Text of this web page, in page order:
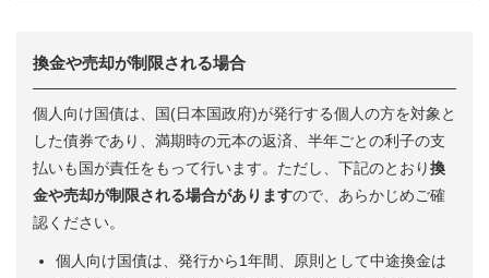
換金や売却が制限される場合
個人向け国債は、国(日本国政府)が発行する個人の方を対象と
した債券であり、満期時の元本の返済、半年ごとの利子の支
払いも国が責任をもって行います。ただし、下記のとおり換
金や売却が制限される場合がありますので、あらかじめご確
認ください。
個人向け国債は、発行から1年間、原則として中途換金は